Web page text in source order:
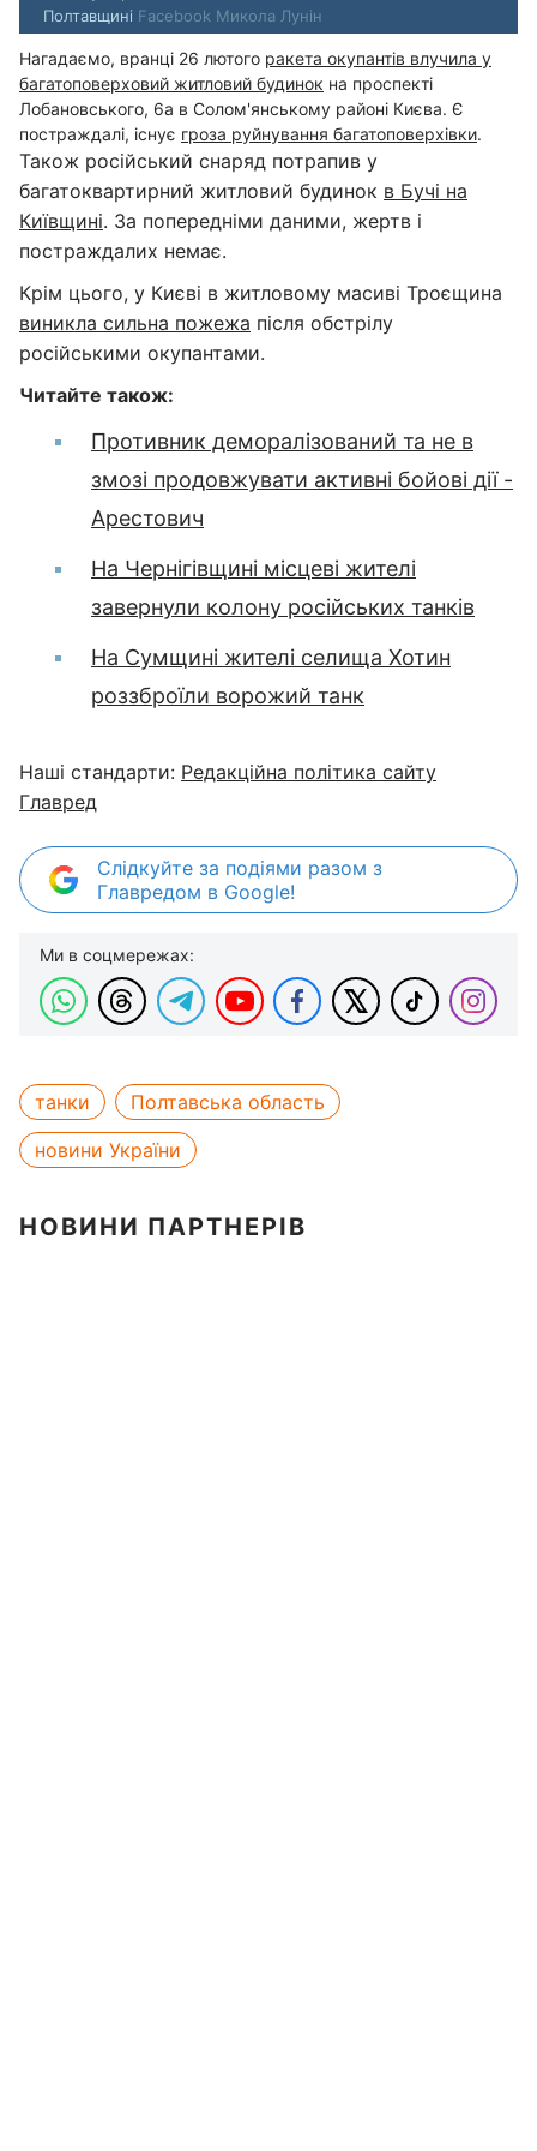
Полтавщині Facebook Микола Лунін
Нагадаємо, вранці 26 лютого ракета окупантів влучила у
багатоповерховий житловий будинок на проспекті
Лобановського, 6а в Солом'янському районі Києва. Є
постраждалі, існує гроза руйнування багатоповерхівки.
Також російський снаряд потрапив у
багатоквартирний житловий будинок в Бучі на
Київщині. За попередніми даними, жертв і
постраждалих немає.
Крім цього, у Києві в житловому масиві Троєщина
виникла сильна пожежа після обстрілу
російськими окупантами.
Читайте також:
Противник деморалізований та не в
змозі продовжувати активні бойові дії -
Арестович
На Чернігівщині місцеві жителі
завернули колону російських танків
На Сумщині жителі селища Хотин
роззброїли ворожий танк
Наші стандарти: Редакційна політика сайту
Главред
Слідкуйте за подіями разом з
Главредом в Google!
Ми в соцмережах:
танки
Полтавська область
новини України
НОВИНИ ПАРТНЕРІВ